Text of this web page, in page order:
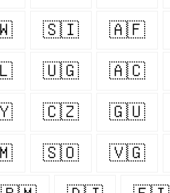
🇸🇮 🇦🇫
🇺🇬 🇦🇨
🇨🇿 🇬🇺
🇸🇴 🇻🇬